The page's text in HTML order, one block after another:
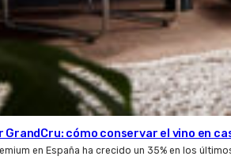
cómo conservar el vino en
en España ha crecido un 35% en los